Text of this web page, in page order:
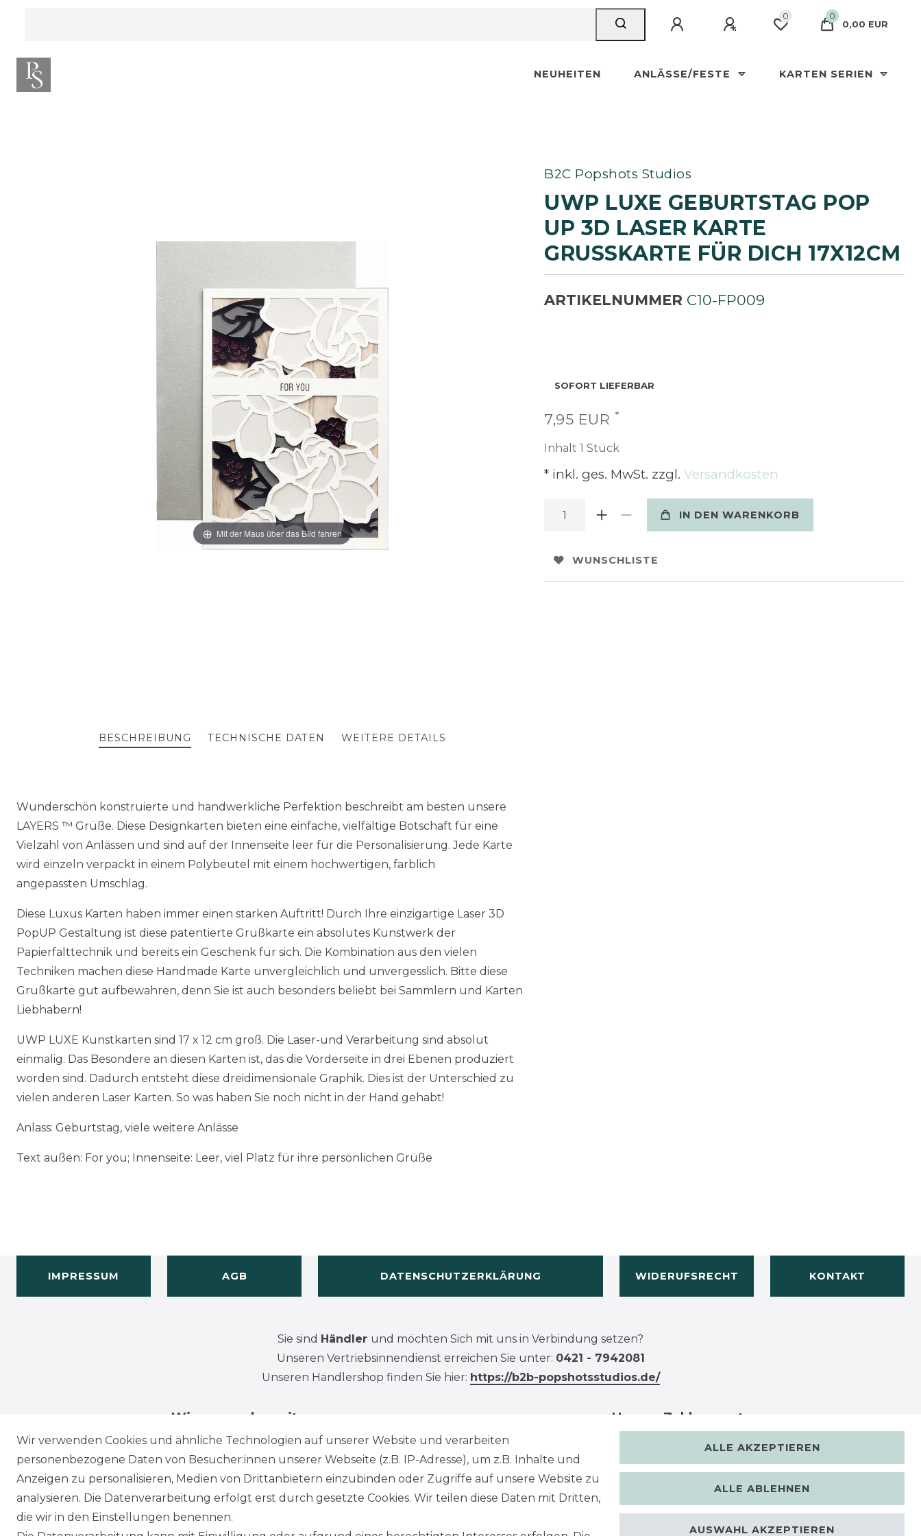
0
0
0,00 EUR
NEUHEITEN ANLÄSSE/FESTE KARTEN SERIEN
Mit der Maus über das Bild fahren
B2C Popshots Studios
UWP LUXE GEBURTSTAG POP
UP 3D LASER KARTE
GRUSSKARTE FÜR DICH 17X12CM
ARTIKELNUMMER C10-FP009
SOFORT LIEFERBAR
7,95 EUR *
Inhalt 1 Stück
* inkl. ges. MwSt. zzgl. Versandkosten
IN DEN WARENKORB
WUNSCHLISTE
BESCHREIBUNG TECHNISCHE DATEN WEITERE DETAILS
Wunderschön konstruierte und handwerkliche Perfektion beschreibt am besten unsere
LAYERS ™ Grüße. Diese Designkarten bieten eine einfache, vielfältige Botschaft für eine
Vielzahl von Anlässen und sind auf der Innenseite leer für die Personalisierung. Jede Karte
wird einzeln verpackt in einem Polybeutel mit einem hochwertigen, farblich
angepassten Umschlag.
Diese Luxus Karten haben immer einen starken Auftritt! Durch Ihre einzigartige Laser 3D
PopUP Gestaltung ist diese patentierte Grußkarte ein absolutes Kunstwerk der
Papierfalttechnik und bereits ein Geschenk für sich. Die Kombination aus den vielen
Techniken machen diese Handmade Karte unvergleichlich und unvergesslich. Bitte diese
Grußkarte gut aufbewahren, denn Sie ist auch besonders beliebt bei Sammlern und Karten
Liebhabern!
UWP LUXE Kunstkarten sind 17 x 12 cm groß. Die Laser-und Verarbeitung sind absolut
einmalig. Das Besondere an diesen Karten ist, das die Vorderseite in drei Ebenen produziert
worden sind. Dadurch entsteht diese dreidimensionale Graphik. Dies ist der Unterschied zu
vielen anderen Laser Karten. So was haben Sie noch nicht in der Hand gehabt!
Anlass: Geburtstag, viele weitere Anlässe
Text außen: For you; Innenseite: Leer, viel Platz für ihre persönlichen Grüße
IMPRESSUM AGB DATENSCHUTZERKLÄRUNG WIDERUFSRECHT KONTAKT
Sie sind Händler und möchten Sich mit uns in Verbindung setzen?
Unseren Vertriebsinnendienst erreichen Sie unter: 0421 - 7942081
Unseren Händlershop finden Sie hier: https://b2b-popshotsstudios.de/
Wir versenden mit Unsere Zahlungsarten
Wir verwenden Cookies und ähnliche Technologien auf unserer Website und verarbeiten
personenbezogene Daten von Besucher:innen unserer Webseite (z.B. IP-Adresse), um z.B. Inhalte und
Anzeigen zu personalisieren, Medien von Drittanbietern einzubinden oder Zugriffe auf unsere Website zu
analysieren. Die Datenverarbeitung erfolgt erst durch gesetzte Cookies. Wir teilen diese Daten mit Dritten,
die wir in den Einstellungen benennen.
ALLE AKZEPTIEREN
ALLE ABLEHNEN
AUSWAHL AKZEPTIEREN